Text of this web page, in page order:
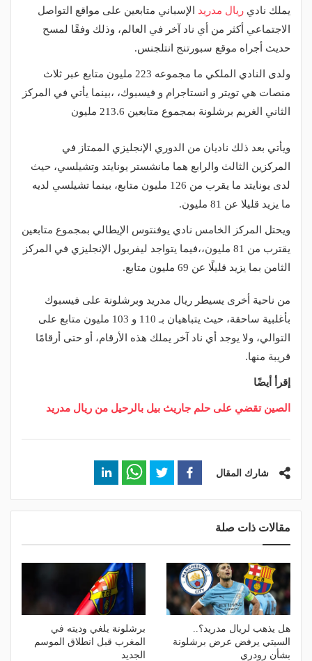
يملك نادي ريال مدريد الإسباني متابعين على مواقع التواصل
الاجتماعي أكثر من أي ناد آخر في العالم، وذلك وفقًا لمسح
حديث أجراه موقع سبورتنج انتلجنس.
ولدى النادي الملكي ما مجموعه 223 مليون متابع عبر ثلاث
منصات هي تويتر و انستاجرام و فيسبوك، ،بينما يأتي في المركز
الثاني الغريم برشلونة بمجموع متابعين 213.6 مليون
ويأتي بعد ذلك ناديان من الدوري الإنجليزي الممتاز في
المركزين الثالث والرابع هما مانشستر يونايتد وتشيلسي، حيث
لدى يونايتد ما يقرب من 126 مليون متابع، بينما تشيلسي لديه
ما يزيد قليلا عن 81 مليون.
ويحتل المركز الخامس نادي يوفنتوس الإيطالي بمجموع متابعين
يقترب من 81 مليون،،فيما يتواجد ليفربول الإنجليزي في المركز
الثامن بما يزيد قليلًا عن 69 مليون متابع.
من ناحية أخرى يسيطر ريال مدريد وبرشلونة على فيسبوك
بأغلبية ساحقة، حيث يتباهيان بـ 110 و 103 مليون متابع على
التوالي، ولا يوجد أي ناد آخر يملك هذه الأرقام، أو حتى أرقامًا
قريبة منها.
إقرأ أيضًا
الصين تقضي على حلم جاريث بيل بالرحيل من ريال مدريد
شارك المقال
مقالات ذات صلة
هل يذهب لريال مدريد؟..
السيتي يرفض عرض برشلونة
بشأن رودري
برشلونة يلغي وديته في
المغرب قبل انطلاق الموسم
الجديد